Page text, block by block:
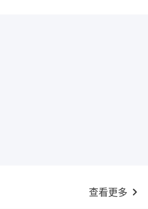
查看更多